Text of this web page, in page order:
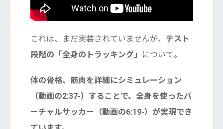
これは、まだ実装されていませんが、 テスト
段階の「全身のトラッキング」
について。
体の骨格、筋肉を詳細にシミュレーション
（動画の2:37-）することで、全身を使ったバ
ーチャルサッカー（動画の6:19-）が実現でき